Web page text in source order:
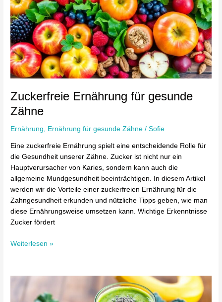
Zuckerfreie Ernährung für gesunde
Zähne
Ernährung, Ernährung für gesunde Zähne /Sofie
Eine zuckerfreie Ernährung spielt eine entscheidende Rolle für
die Gesundheit unserer Zähne. Zucker ist nicht nur ein
Hauptverursacher von Karies, sondern kann auch die
allgemeine Mundgesundheit beeinträchtigen. In diesem Artikel
werden wir die Vorteile einer zuckerfreien Ernährung für die
Zahngesundheit erkunden und nützliche Tipps geben, wie man
diese Ernährungsweise umsetzen kann. Wichtige Erkenntnisse
Zucker fördert
für
gesunde
Zähne
Weiterlesen »